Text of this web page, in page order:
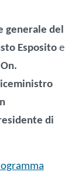
generale del
Esposito e
On.
di